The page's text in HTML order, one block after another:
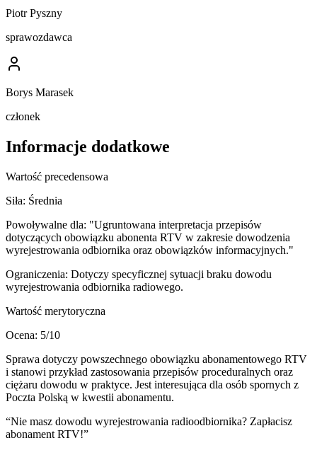
Piotr Pyszny
sprawozdawca
Borys Marasek
członek
Informacje dodatkowe
Wartość precedensowa
Siła: Średnia
Powoływalne dla: "Ugruntowana interpretacja przepisów
dotyczących obowiązku abonenta RTV w zakresie dowodzenia
wyrejestrowania odbiornika oraz obowiązków informacyjnych."
Ograniczenia: Dotyczy specyficznej sytuacji braku dowodu
wyrejestrowania odbiornika radiowego.
Wartość merytoryczna
Ocena: 5/10
Sprawa dotyczy powszechnego obowiązku abonamentowego RTV
i stanowi przykład zastosowania przepisów proceduralnych oraz
ciężaru dowodu w praktyce. Jest interesująca dla osób spornych z
Poczta Polską w kwestii abonamentu.
“Nie masz dowodu wyrejestrowania radioodbiornika? Zapłacisz
abonament RTV!”